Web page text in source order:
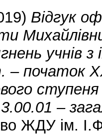
Відгук
учнів
– початок
ступеня
–
ЖДУ ім.